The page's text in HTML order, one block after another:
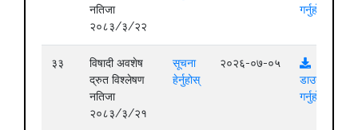
नतिजा
२०८३/३/२२
गर्नुहोस्
३३
विषादी अवशेष
द्रुत विश्लेषण
नतिजा
२०८३/३/२१
सूचना
हेर्नुहोस्
२०२६-०७-०५
डाउनलोड
गर्नुहोस्